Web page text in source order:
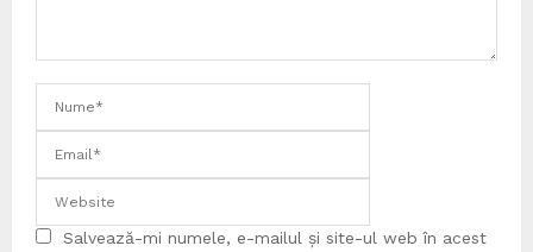
Salvează-mi numele, e-mailul și site-ul web în acest